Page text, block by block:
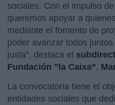
sociales. Con el impulso
queremos apoyar a
mediante el fomento de
poder avanzar todos
justa", destaca el
Fundación ”la Caixa”,
La convocatoria tiene el
entidades sociales que